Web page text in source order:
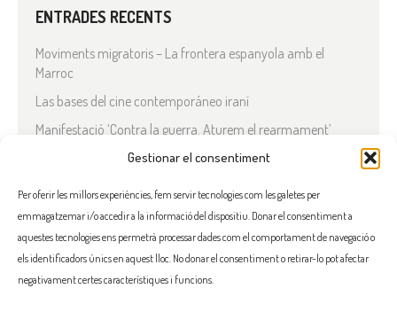
Gestionar el consentiment
Per oferir les millors experiències, fem servir tecnologies com les galetes per
emmagatzemar i/o accedir a la informació del dispositiu. Donar el consentiment a
aquestes tecnologies ens permetrà processar dades com el comportament de navegació o
els identificadors únics en aquest lloc. No donar el consentiment o retirar-lo pot afectar
negativament certes característiques i funcions.
ENTRADES RECENTS
Moviments migratoris – La frontera espanyola amb el
Marroc
Las bases del cine contemporáneo iraní
Manifestació ‘Contra la guerra. Aturem el rearmament’
En solidaritat amb el Líban
Què està passant a l’Iran?
COMENTARIS RECENTS